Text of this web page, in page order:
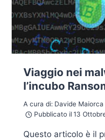
Viaggio nei
l’incubo
A cura di: Davide Maiorca
Pubblicato il 13
Questo articolo è il